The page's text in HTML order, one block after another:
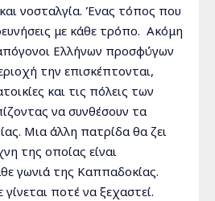
νοσταλγία. Ένας τόπος που
με κάθε τρόπο. Ακόμη
Ελλήνων προσφύγων
την επισκέπτονται,
και τις πόλεις των
να συνθέσουν τα
Μια άλλη πατρίδα θα ζει
της οποίας είναι
γωνιά της Καππαδοκίας.
ποτέ να ξεχαστεί.